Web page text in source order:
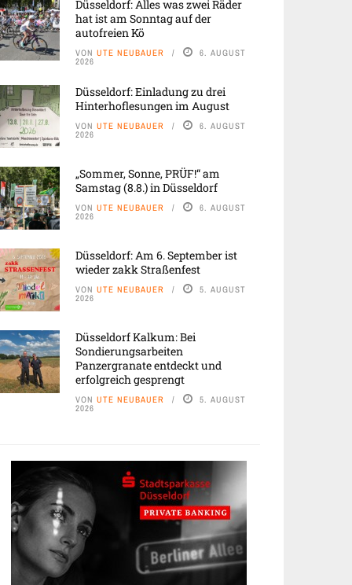
Düsseldorf: Alles was zwei Räder
hat ist am Sonntag auf der
autofreien Kö
VON UTE NEUBAUER 6. AUGUST
2026
Düsseldorf: Einladung zu drei
Hinterhoflesungen im August
VON UTE NEUBAUER 6. AUGUST
2026
„Sommer, Sonne, PRÜF!“ am
Samstag (8.8.) in Düsseldorf
VON UTE NEUBAUER 6. AUGUST
2026
Düsseldorf: Am 6. September ist
wieder zakk Straßenfest
VON UTE NEUBAUER 5. AUGUST
2026
Düsseldorf Kalkum: Bei
Sondierungsarbeiten
Panzergranate entdeckt und
erfolgreich gesprengt
VON UTE NEUBAUER 5. AUGUST
2026